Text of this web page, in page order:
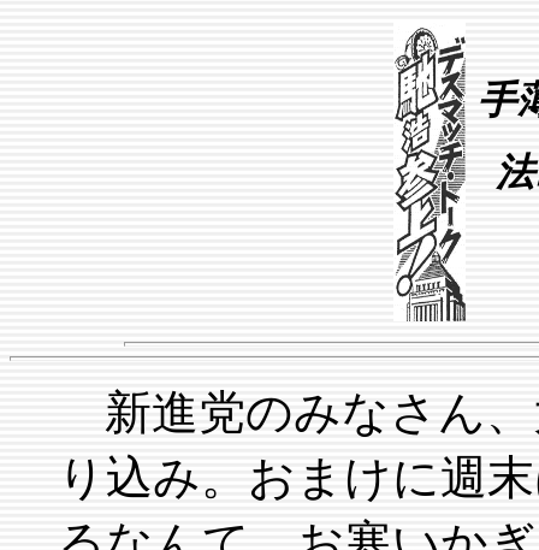
手
新進党のみなさん
り込み。おまけに週